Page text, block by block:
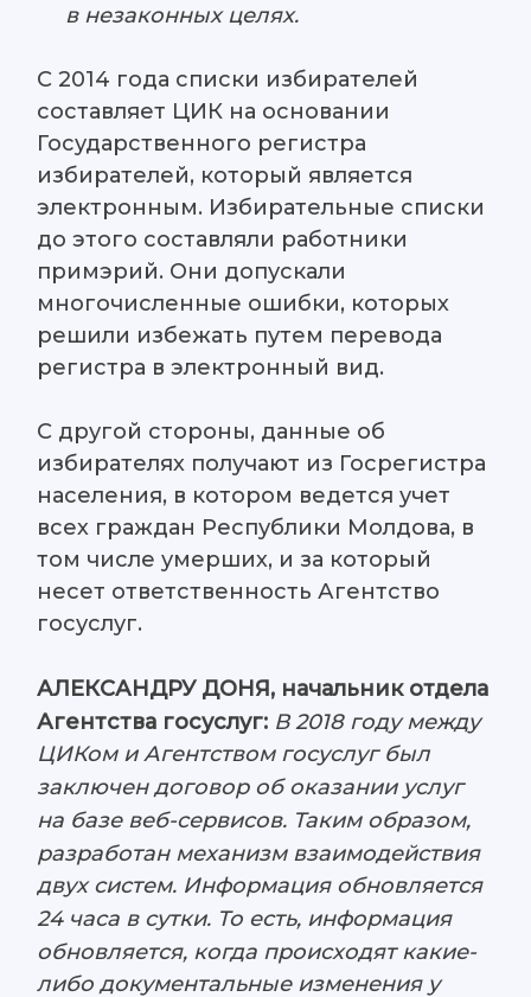
в незаконных целях.
С 2014 года списки избирателей
составляет ЦИК на основании
Государственного регистра
избирателей, который является
электронным. Избирательные списки
до этого составляли работники
примэрий. Они допускали
многочисленные ошибки, которых
решили избежать путем перевода
регистра в электронный вид.
С другой стороны, данные об
избирателях получают из Госрегистра
населения, в котором ведется учет
всех граждан Республики Молдова, в
том числе умерших, и за который
несет ответственность Агентство
госуслуг.
АЛЕКСАНДРУ ДОНЯ, начальник отдела
Агентства госуслуг: В 2018 году между
ЦИКом и Агентством госуслуг был
заключен договор об оказании услуг
на базе веб-сервисов. Таким образом,
разработан механизм взаимодействия
двух систем. Информация обновляется
24 часа в сутки. То есть, информация
обновляется, когда происходят какие-
либо документальные изменения у